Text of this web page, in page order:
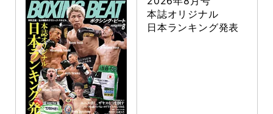
本誌オリジナル
日本ランキング発表